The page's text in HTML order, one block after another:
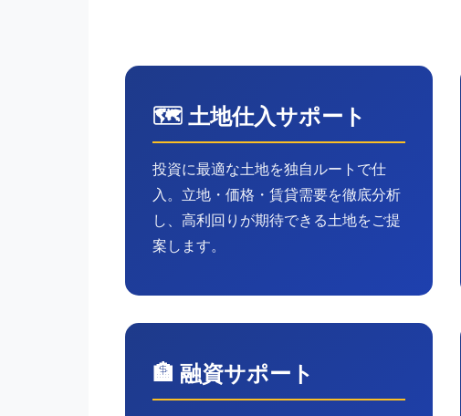
🗺️ 土地仕入サポート
投資に最適な土地を独自ルートで仕
入。立地・価格・賃貸需要を徹底分析
し、高利回りが期待できる土地をご提
案します。
🏦 融資サポート